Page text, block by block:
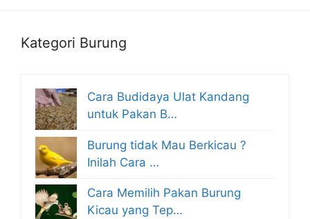
Kategori Burung
Cara Budidaya Ulat Kandang
untuk Pakan B…
Burung tidak Mau Berkicau ?
Inilah Cara …
Cara Memilih Pakan Burung
Kicau yang Tep…